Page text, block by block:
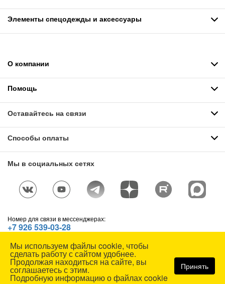
Элементы спецодежды и аксессуары
О компании
Помощь
Оставайтесь на связи
Способы оплаты
Мы в социальных сетях
Номер для связи в мессенджерах:
+7 926 539-03-28
© СОЮЗСПЕЦОДЕЖДА, 1991—2026. Все права защищены.
Использование материалов сайта без разрешения запрещено.
Карта сайта
Мы используем файлы cookie, чтобы
сделать работу с сайтом удобнее.
Продолжая находиться на сайте, вы
соглашаетесь с этим.
Подробную информацию о файлах cookie
Принять